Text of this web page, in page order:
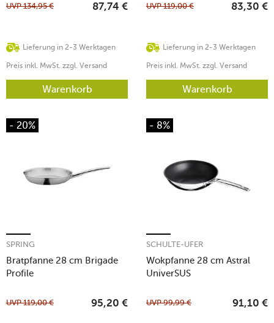
Lieferung in 2-3 Werktagen
UVP134,95 € 87,74 €
Preis inkl. MwSt. zzgl. Versand
Warenkorb
Lieferung in 2-3 Werktagen
UVP119,00 € 83,30 €
Preis inkl. MwSt. zzgl. Versand
Warenkorb
- 20%
Bratpfanne 28 cm Brigade
Profile
SPRING
UVP119,00 € 95,20 €
- 8%
Wokpfanne 28 cm Astral
UniverSUS
SCHULTE-UFER
UVP99,99 € 91,10 €